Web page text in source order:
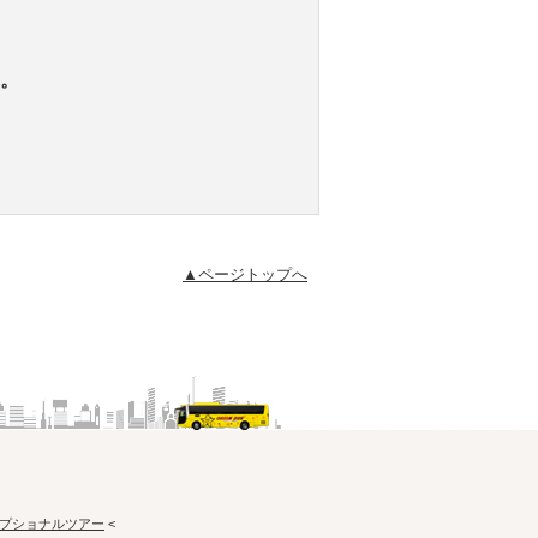
▲ページトップへ
ショナルツアー <